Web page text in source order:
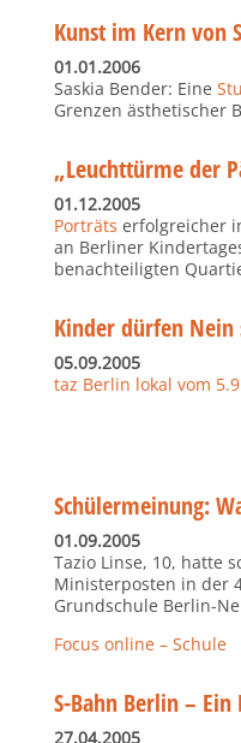
Kunst im Kern von
01.01.2006
Saskia Bender: Eine
Grenzen ästhetischer
„Leuchttürme der
01.12.2005
Porträts erfolgreicher
an Berliner
benachteiligten
Kinder dürfen Nein
05.09.2005
taz Berlin lokal vom
Schülermeinung:
01.09.2005
Tazio Linse, 10, hatte
Ministerposten in der
Grundschule Berlin-
Focus online– Schule
S-Bahn Berlin –
27.04.2005